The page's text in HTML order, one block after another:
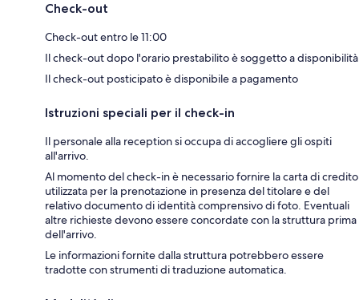
Check-out
Check-out entro le 11:00
Il check-out dopo l'orario prestabilito è soggetto a disponibilità
Il check-out posticipato è disponibile a pagamento
Istruzioni speciali per il check-in
Il personale alla reception si occupa di accogliere gli ospiti
all'arrivo.
Al momento del check-in è necessario fornire la carta di credito
utilizzata per la prenotazione in presenza del titolare e del
relativo documento di identità comprensivo di foto. Eventuali
altre richieste devono essere concordate con la struttura prima
dell'arrivo.
Le informazioni fornite dalla struttura potrebbero essere
tradotte con strumenti di traduzione automatica.